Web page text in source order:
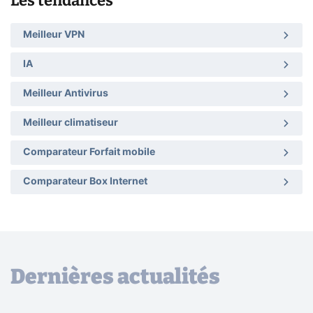
Meilleur VPN
IA
Meilleur Antivirus
Meilleur climatiseur
Comparateur Forfait mobile
Comparateur Box Internet
Dernières actualités